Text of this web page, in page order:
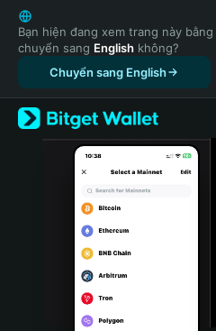
English
日本語
Tiếng Việt
Русский
Español (Latinoamérica)
Türkçe
Italiano
Português (Portugal)
Bahasa Indonesia
Bạn hiện đang xem trang này bằng
chuyển sang English không?
Chuyển sang English